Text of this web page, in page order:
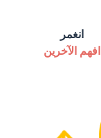
انغمر
افهم الآخرين